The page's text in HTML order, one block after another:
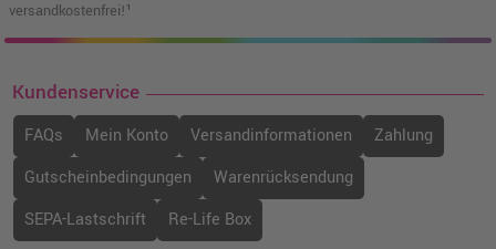
versandkostenfrei!¹
Kundenservice
FAQs Mein Konto Versandinformationen
Zahlung
Gutscheinbedingungen
Warenrücksendung
SEPA-Lastschrift
Re-Life Box